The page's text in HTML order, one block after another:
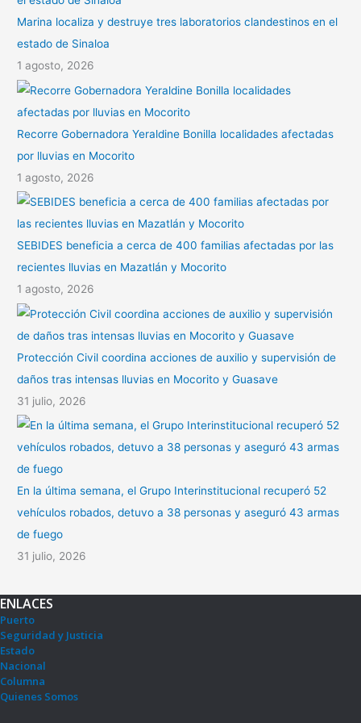
Marina localiza y destruye tres laboratorios clandestinos en el
estado de Sinaloa
1 agosto, 2026
Recorre Gobernadora Yeraldine Bonilla localidades afectadas
por lluvias en Mocorito
1 agosto, 2026
SEBIDES beneficia a cerca de 400 familias afectadas por las
recientes lluvias en Mazatlán y Mocorito
1 agosto, 2026
Protección Civil coordina acciones de auxilio y supervisión de
daños tras intensas lluvias en Mocorito y Guasave
31 julio, 2026
En la última semana, el Grupo Interinstitucional recuperó 52
vehículos robados, detuvo a 38 personas y aseguró 43 armas
de fuego
31 julio, 2026
ENLACES
Puerto
Seguridad y Justicia
Estado
Nacional
Columna
Quienes Somos